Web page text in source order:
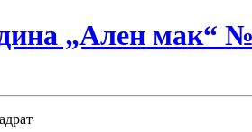
„Ален мак“